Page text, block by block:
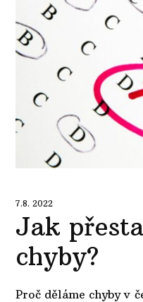
7.8. 2022
Jak
chyby?
Proč děláme chyby v